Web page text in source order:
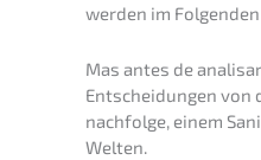
werden im
Mas antes de
Entschei­dun­gen von
nach­fol­ge, einem
Welten.